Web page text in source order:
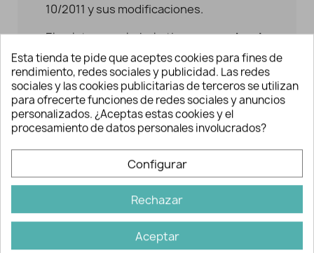
10/2011 y sus modificaciones.
El plato y el bol tienen unborde
ergonómicopara ayudar al niño a tomar
los alimentos y comer casi solo.
Lavajilla de melaminase caracteriza
porque sus elementos
sonligeros,establesymuy resistentes,
por lo que evitamos que los niños puedan
En muchas ocasiones la hora de la
comida con un bebé puede resultar
vajilla infantildecorada le ayudamos
Esta tienda te pide que aceptes cookies para fines de
rendimiento, redes sociales y publicidad. Las redes
sociales y las cookies publicitarias de terceros se utilizan
para ofrecerte funciones de redes sociales y anuncios
personalizados. ¿Aceptas estas cookies y el
procesamiento de datos personales involucrados?
Configurar
Rechazar
Aceptar